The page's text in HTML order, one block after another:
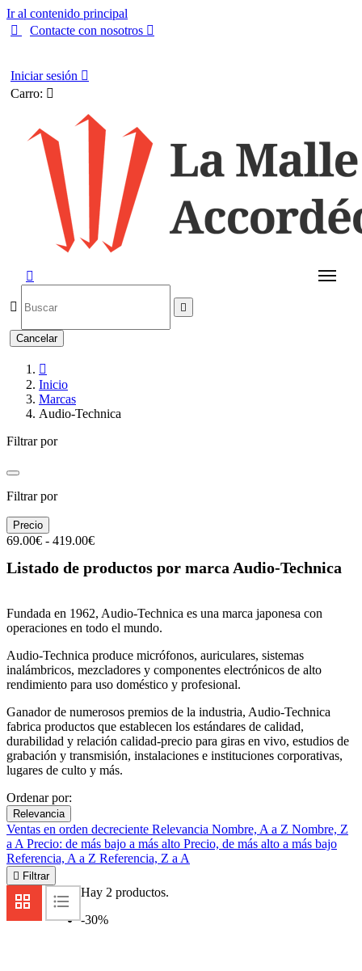
Ir al contenido principal

Contacte con nosotros 
Iniciar sesión 
Carro: 

 
Cancelar

Inicio
Marcas
Audio-Technica
Filtrar por
Filtrar por
Precio
69.00€ - 419.00€
Listado de productos por marca Audio-Technica
Fundada en 1962, Audio-Technica es una marca japonesa con
operaciones en todo el mundo.
Audio-Technica produce micrófonos, auriculares, sistemas
inalámbricos, mezcladores y componentes electrónicos de alto
rendimiento para uso doméstico y profesional.
Ganador de numerosos premios de la industria, Audio-Technica
fabrica productos que establecen los estándares de calidad,
durabilidad y relación calidad-precio para giras en vivo, estudios de
grabación y transmisión, instalaciones e instituciones corporativas,
lugares de culto y más.
Ordenar por:
Relevancia
Ventas en orden decreciente Relevancia Nombre, A a Z Nombre, Z
a A Precio: de más bajo a más alto Precio, de más alto a más bajo
Referencia, A a Z Referencia, Z a A
 Filtrar
Hay 2 productos.
-30%